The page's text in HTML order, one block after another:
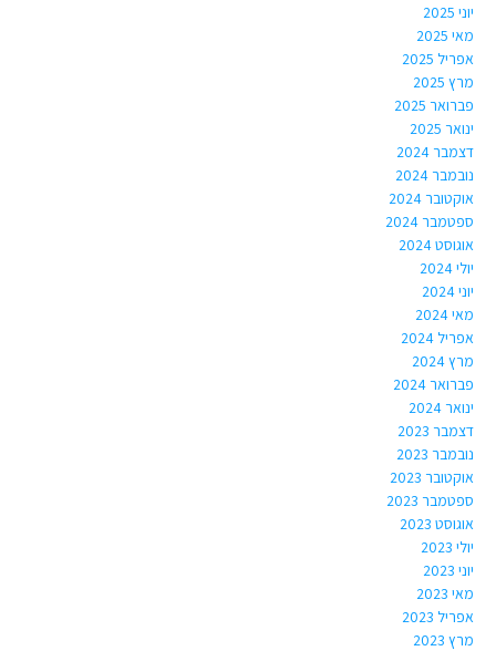
יוני 2025
מאי 2025
אפריל 2025
מרץ 2025
פברואר 2025
ינואר 2025
דצמבר 2024
נובמבר 2024
אוקטובר 2024
ספטמבר 2024
אוגוסט 2024
יולי 2024
יוני 2024
מאי 2024
אפריל 2024
מרץ 2024
פברואר 2024
ינואר 2024
דצמבר 2023
נובמבר 2023
אוקטובר 2023
ספטמבר 2023
אוגוסט 2023
יולי 2023
יוני 2023
מאי 2023
אפריל 2023
מרץ 2023